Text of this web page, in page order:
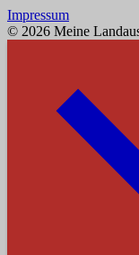
Impressum
© 2026 Meine